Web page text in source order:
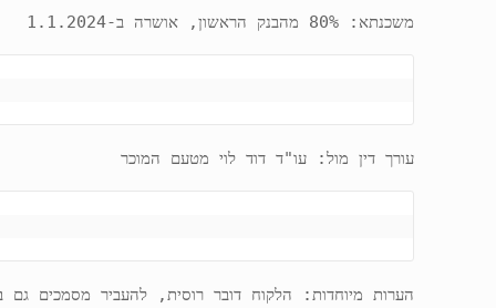
משכנתא: 80% מהבנק הראשון, אושרה ב-1.1.2024
עורך דין מול: עו"ד דוד לוי מטעם המוכר
הערות מיוחדות: הלקוח דובר רוסית, להעביר מסמכים גם